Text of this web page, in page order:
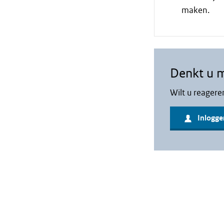
maken.
Denkt u
Wilt u